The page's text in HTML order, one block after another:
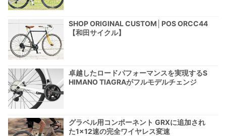
SHOP ORIGINAL CUSTOM│POS ORCC44
【和田サイクル】
卓越したロードパフォーマンスを実現するS
HIMANO TIAGRAがフルモデルチェンジ
グラベル用コンポーネント GRXに追加され
た1×12速の完全ワイヤレス変速